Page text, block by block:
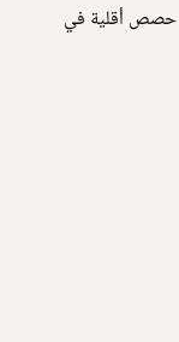
حصص أقلية في